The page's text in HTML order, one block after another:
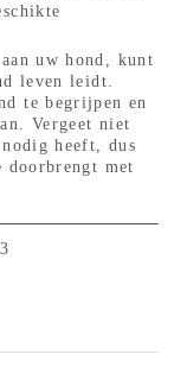
uw hond, kunt
leven leidt.
te begrijpen en
Vergeet niet
heeft, dus
met